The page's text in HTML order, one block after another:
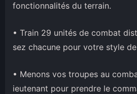
fonctionnalités du terrain.
• Train 29 unités de combat
sez chacune pour votre style
• Menons vos troupes au
ieutenant pour prendre le